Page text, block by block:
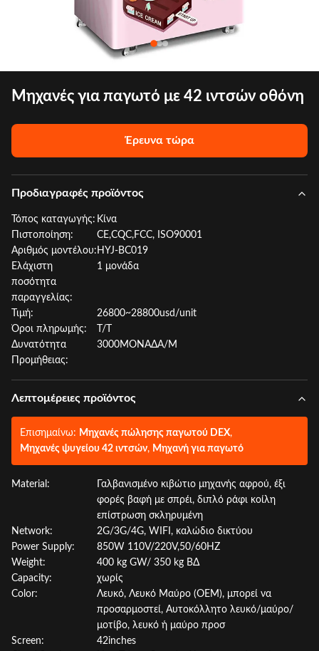
Μηχανές για παγωτό με 42 ιντσών οθόνη
Έρευνα τώρα
Προδιαγραφές προϊόντος
Τόπος καταγωγής: Κίνα
Πιστοποίηση:
CE,CQC,FCC, ISO90001
Αριθμός μοντέλου: HYJ-BC019
Ελάχιστη
ποσότητα
παραγγελίας:
1 μονάδα
Τιμή:
26800~28800usd/unit
Όροι πληρωμής:
T/T
Δυνατότητα
Προμήθειας:
3000ΜΟΝΑΔΑ/Μ
Λεπτομέρειες προϊόντος
Επισημαίνω: Μηχανές πώλησης παγωτού DEX,
Μηχανές ψυγείου 42 ιντσών, Μηχανή για παγωτό
Material:
Γαλβανισμένο κιβώτιο μηχανής αφρού, έξι
φορές βαφή με σπρέι, διπλό ράφι κοίλη
επίστρωση σκληρυμένη
Network:
2G/3G/4G, WIFI, καλώδιο δικτύου
Power Supply:
850W 110V/220V,50/60HZ
Weight:
400 kg GW/ 350 kg ΒΔ
Capacity:
χωρίς
Color:
Λευκό, Λευκό Μαύρο (OEM), μπορεί να
προσαρμοστεί, Αυτοκόλλητο λευκό/μαύρο/
μοτίβο, λευκό ή μαύρο προσ
Screen:
42inches